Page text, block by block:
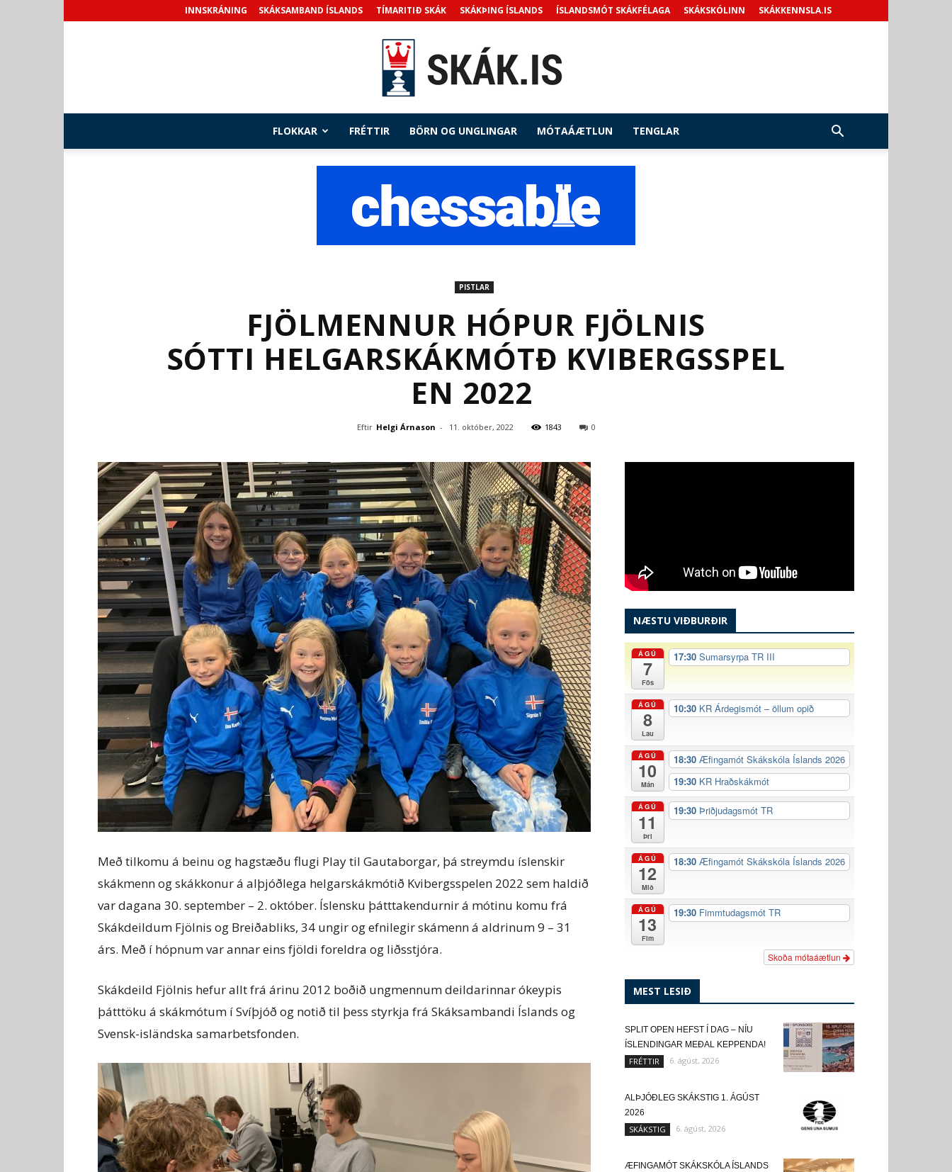
INNSKRÁNING SKÁKSAMBAND ÍSLANDS TÍMARITIÐ SKÁK SKÁKÞING ÍSLANDS ÍSLANDSMÓT SKÁKFÉLAGA SKÁKSKÓLINN SKÁKKENNSLA.IS
FLOKKAR FRÉTTIR BÖRN OG UNGLINGAR MÓTAÁÆTLUN TENGLAR
PISTLAR
FJÖLMENNUR HÓPUR FJÖLNIS
SÓTTI HELGARSKÁKMÓTÐ KVIBERGSSPEL
EN 2022
Eftir Helgi Árnason - 11. október, 2022 1843 0
Með tilkomu á beinu og hagstæðu flugi Play til Gautaborgar, þá streymdu íslenskir
skákmenn og skákkonur á alþjóðlega helgarskákmótið Kvibergsspelen 2022 sem haldið
var dagana 30. september – 2. október. Íslensku þátttakendurnir á mótinu komu frá
Skákdeildum Fjölnis og Breiðabliks, 34 ungir og efnilegir skámenn á aldrinum 9 – 31
árs. Með í hópnum var annar eins fjöldi foreldra og liðsstjóra.
Skákdeild Fjölnis hefur allt frá árinu 2012 boðið ungmennum deildarinnar ókeypis
þátttöku á skákmótum í Svíþjóð og notið til þess styrkja frá Skáksambandi Íslands og
Svensk-isländska samarbetsfonden.
NÆSTU VIÐBURÐIR
ÁGÚ
7
Fös
17:30 Sumarsyrpa TR III
ÁGÚ
8
Lau
10:30 KR Árdegismót – öllum opið
ÁGÚ
10
Mán
18:30 Æfingamót Skákskóla Íslands 2026
19:30 KR Hraðskákmót
ÁGÚ
11
Þri
19:30 Þriðjudagsmót TR
ÁGÚ
12
Mið
18:30 Æfingamót Skákskóla Íslands 2026
ÁGÚ
13
Fim
19:30 Fimmtudagsmót TR
Skoða mótaáætlun
MEST LESIÐ
SPLIT OPEN HEFST Í DAG – NÍU
ÍSLENDINGAR MEÐAL KEPPENDA!
FRÉTTIR 6. ágúst, 2026
ALÞJÓÐLEG SKÁKSTIG 1. ÁGÚST
2026
SKÁKSTIG 6. ágúst, 2026
ÆFINGAMÓT SKÁKSKÓLA ÍSLANDS